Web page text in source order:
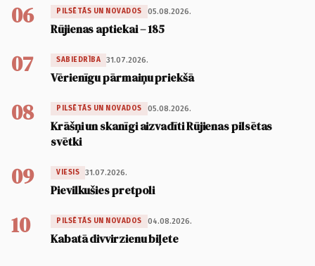
06 PILSĒTĀS UN NOVADOS 05.08.2026.
Rūjienas aptiekai – 185
07 SABIEDRĪBA 31.07.2026.
Vērienīgu pārmaiņu priekšā
08 PILSĒTĀS UN NOVADOS 05.08.2026.
Krāšņi un skanīgi aizvadīti Rūjienas pilsētas
svētki
09 VIESIS 31.07.2026.
Pievilkušies pretpoli
10 PILSĒTĀS UN NOVADOS 04.08.2026.
Kabatā divvirzienu biļete